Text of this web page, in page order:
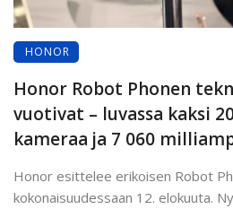
HONOR
Honor Robot Phonen
vuotivat – luvassa kaksi
kameraa ja 7 060
Honor esittelee erikoisen Robot
kokonaisuudessaan 12. elokuuta.